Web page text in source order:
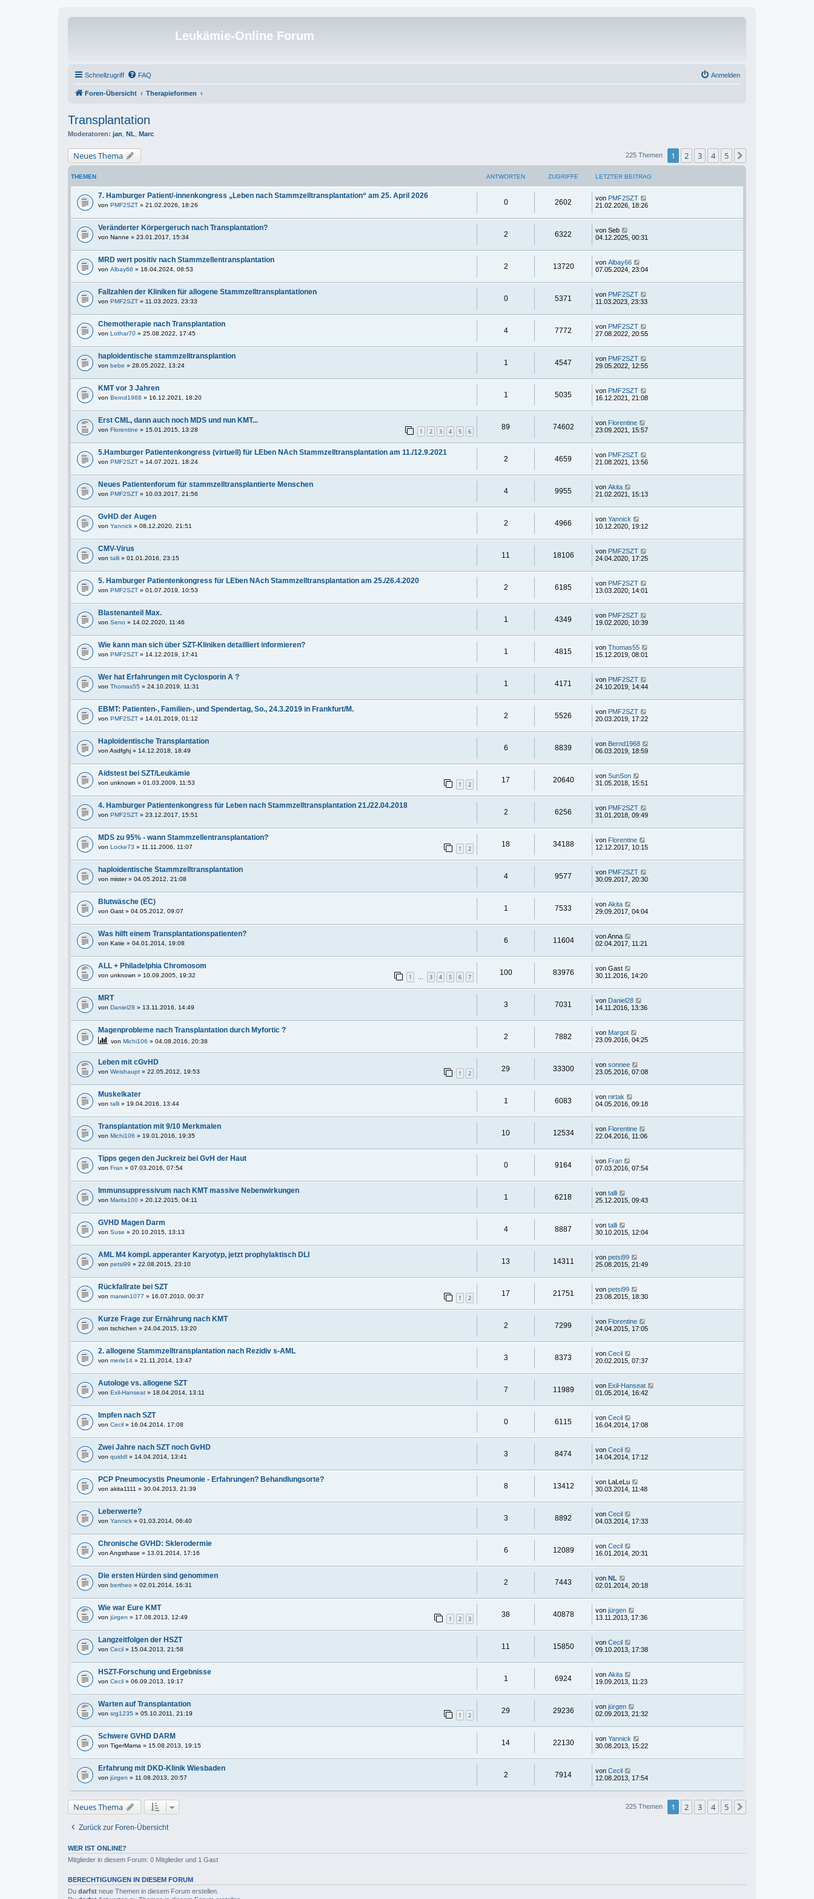
Leukämie-Online Forum
Schnellzugriff FAQ Anmelden
Foren-Übersicht Therapieformen
Transplantation
Moderatoren: jan NL Marc
Neues Thema 225 Themen 1 2 3 4 5
THEMEN ANTWORTEN ZUGRIFFE LETZTER BEITRAG
7. Hamburger Patient/-innenkongress „Leben nach Stammzelltransplantation“ am 25. April 2026
von PMF2SZT » 21.02.2026, 18:26 0 2602 von PMF2SZT
21.02.2026, 18:26
Veränderter Körpergeruch nach Transplantation?
von Nanne » 23.01.2017, 15:34 2 6322 von Seb
04.12.2025, 00:31
MRD wert positiv nach Stammzellentransplantation
von Albay66 » 16.04.2024, 08:53 2 13720 von Albay66
07.05.2024, 23:04
Fallzahlen der Kliniken für allogene Stammzelltransplantationen
von PMF2SZT » 11.03.2023, 23:33 0 5371 von PMF2SZT
11.03.2023, 23:33
Chemotherapie nach Transplantation
von Lothar70 » 25.08.2022, 17:45 4 7772 von PMF2SZT
27.08.2022, 20:55
haploidentische stammzelltransplantion
von bebe » 28.05.2022, 13:24 1 4547 von PMF2SZT
29.05.2022, 12:55
KMT vor 3 Jahren
von Bernd1968 » 16.12.2021, 18:20 1 5035 von PMF2SZT
16.12.2021, 21:08
Erst CML, dann auch noch MDS und nun KMT...
von Florentine » 15.01.2015, 13:28 1 2 3 4 5 6
89 74602 von Florentine
23.09.2021, 15:57
5.Hamburger Patientenkongress (virtuell) für LEben NAch Stammzelltransplantation am 11./12.9.2021
von PMF2SZT » 14.07.2021, 18:24 2 4659 von PMF2SZT
21.08.2021, 13:56
Neues Patientenforum für stammzelltransplantierte Menschen
von PMF2SZT » 10.03.2017, 21:56 4 9955 von Akita
21.02.2021, 15:13
GvHD der Augen
von Yannick » 08.12.2020, 21:51 2 4966 von Yannick
10.12.2020, 19:12
CMV-Virus
von talli » 01.01.2016, 23:15 11 18106 von PMF2SZT
24.04.2020, 17:25
5. Hamburger Patientenkongress für LEben NAch Stammzelltransplantation am 25./26.4.2020
von PMF2SZT » 01.07.2019, 10:53 2 6185 von PMF2SZT
13.03.2020, 14:01
Blastenanteil Max.
von Seno » 14.02.2020, 11:46 1 4349 von PMF2SZT
19.02.2020, 10:39
Wie kann man sich über SZT-Kliniken detailliert informieren?
von PMF2SZT » 14.12.2019, 17:41 1 4815 von Thomas55
15.12.2019, 08:01
Wer hat Erfahrungen mit Cyclosporin A ?
von Thomas55 » 24.10.2019, 11:31 1 4171 von PMF2SZT
24.10.2019, 14:44
EBMT: Patienten-, Familien-, und Spendertag, So., 24.3.2019 in Frankfurt/M.
von PMF2SZT » 14.01.2019, 01:12 2 5526 von PMF2SZT
20.03.2019, 17:22
Haploidentische Transplantation
von Asdfghj » 14.12.2018, 18:49 6 8839 von Bernd1968
06.03.2019, 18:59
Aidstest bei SZT/Leukämie
von unknown » 01.03.2009, 11:53 1 2
17 20640 von SunSon
31.05.2018, 15:51
4. Hamburger Patientenkongress für Leben nach Stammzelltransplantation 21./22.04.2018
von PMF2SZT » 23.12.2017, 15:51 2 6256 von PMF2SZT
31.01.2018, 09:49
MDS zu 95% - wann Stammzellentransplantation?
von Locke73 » 11.11.2006, 11:07 1 2
18 34188 von Florentine
12.12.2017, 10:15
haploidentische Stammzelltransplantation
von mister» 04.05.2012, 21:08 4 9577 von PMF2SZT
30.09.2017, 20:30
Blutwäsche (EC)
von Gast » 04.05.2012, 09:07 1 7533 von Akita
29.09.2017, 04:04
Was hilft einem Transplantationspatienten?
von Katie » 04.01.2014, 19:08 6 11604 vonAnna
02.04.2017, 11:21
ALL + Philadelphia Chromosom
von unknown » 10.09.2005, 19:32 1 … 3 4 5 6 7
100 83976 von Gast
30.11.2016, 14:20
MRT
von Daniel28 » 13.11.2016, 14:49 3 7031 von Daniel28
14.11.2016, 13:36
Magenprobleme nach Transplantation durch Myfortic ?
von Michi106 » 04.08.2016, 20:38
2 7882 von Margot
23.09.2016, 04:25
Leben mit cGvHD
von Weishaupt » 22.05.2012, 19:53 1 2
29 33300 von sonnee
23.05.2016, 07:08
Muskelkater
von talli » 19.04.2016, 13:44 1 6083 von nirtak
04.05.2016, 09:18
Transplantation mit 9/10 Merkmalen
von Michi106 » 19.01.2016, 19:35 10 12534 von Florentine
22.04.2016, 11:06
Tipps gegen den Juckreiz bei GvH der Haut
von Fran » 07.03.2016, 07:54 0 9164 von Fran
07.03.2016, 07:54
Immunsuppressivum nach KMT massive Nebenwirkungen
von Marita100 » 20.12.2015, 04:11 1 6218 von talli
25.12.2015, 09:43
GVHD Magen Darm
von Suse » 20.10.2015, 13:13 4 8887 von talli
30.10.2015, 12:04
AML M4 kompl. apperanter Karyotyp, jetzt prophylaktisch DLI
von petsi99 » 22.08.2015, 23:10 13 14311 von petsi99
25.08.2015, 21:49
Rückfallrate bei SZT
von marwin1077 » 16.07.2010, 00:37 1 2
17 21751 von petsi99
23.08.2015, 18:30
Kurze Frage zur Ernährung nach KMT
von tschichen » 24.04.2015, 13:20 2 7299 von Florentine
24.04.2015, 17:05
2. allogene Stammzelltransplantation nach Rezidiv s-AML
von merle14 » 21.11.2014, 13:47 3 8373 von Cecil
20.02.2015, 07:37
Autologe vs. allogene SZT
von Exil-Hanseat » 18.04.2014, 13:11 7 11989 von Exil-Hanseat
01.05.2014, 16:42
Impfen nach SZT
von Cecil » 16.04.2014, 17:08 0 6115 von Cecil
16.04.2014, 17:08
Zwei Jahre nach SZT noch GvHD
von quiddl » 14.04.2014, 13:41 3 8474 von Cecil
14.04.2014, 17:12
PCP Pneumocystis Pneumonie - Erfahrungen? Behandlungsorte?
von akita1111 » 30.04.2013, 21:39 8 13412 von LaLeLu
30.03.2014, 11:48
Leberwerte?
von Yannick » 01.03.2014, 06:40 3 8892 von Cecil
04.03.2014, 17:33
Chronische GVHD: Sklerodermie
von Angsthase » 13.01.2014, 17:16 6 12089 von Cecil
16.01.2014, 20:31
Die ersten Hürden sind genommen
von bertheo » 02.01.2014, 16:31 2 7443 von NL
02.01.2014, 20:18
Wie war Eure KMT
von jürgen » 17.08.2013, 12:49 1 2 3
38 40878 von jürgen
13.11.2013, 17:36
Langzeitfolgen der HSZT
von Cecil » 15.04.2013, 21:58 11 15850 von Cecil
09.10.2013, 17:38
HSZT-Forschung und Ergebnisse
von Cecil » 06.09.2013, 19:17 1 6924 von Akita
19.09.2013, 11:23
Warten auf Transplantation
von srg1235 » 05.10.2011, 21:19 1 2
29 29236 von jürgen
02.09.2013, 21:32
Schwere GVHD DARM
von TigerMama » 15.08.2013, 19:15 14 22130 von Yannick
30.08.2013, 15:22
Erfahrung mit DKD-Klinik Wiesbaden
von jürgen » 11.08.2013, 20:57 2 7914 von Cecil
12.08.2013, 17:54
Neues Thema 225 Themen 1 2 3 4 5
Zurück zur Foren-Übersicht
WER IST ONLINE?
Mitglieder in diesem Forum: 0 Mitglieder und 1 Gast
BERECHTIGUNGEN IN DIESEM FORUM
Du darfst neue Themen in diesem Forum erstellen.